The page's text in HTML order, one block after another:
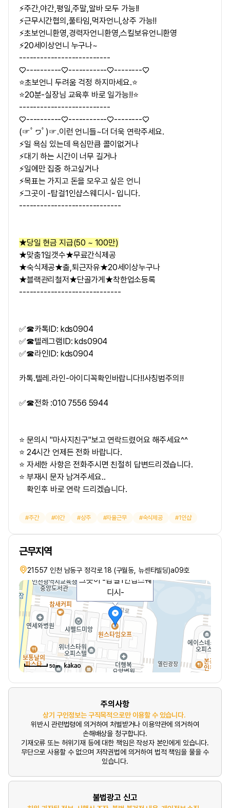
⚡주간,야간,평일,주말,알바 모두 가능!!
⚡근무시간협의,풀타임,먹자언니,상주 가능!!
⚡초보언니환영,경력자언니환영,스킬보유언니환영
⚡20세이상언니 누구나~
--------------------------
♡----------♡-----------♡--------♡
⭐초보언니 두려움 걱정 하지마세요.⭐
⭐20분-실장님 교육후 바로 일가능!!⭐
--------------------------
♡----------♡-----------♡--------♡
(☞ﾟヮﾟ)☞.이런 언니들~더 더욱 연락주세요.
⚡일 욕심 있는데 욕심만큼 콜이없거나
⚡대기 하는 시간이 너무 길거나
⚡일에만 집중 하고싶거나
⚡목표는 가지고 돈을 모우고 싶은 언니
⚡그곳이 -탑걸1인샵스웨디시- 입니다.
-----------------------------
★당일 현금 지급(50 ~ 100만)
★맞춤1일갯수★무료간식제공
★숙식제공★출,퇴근자유★20세이상누구나
★블랙관리철저★단골가게★착한업소등록
-----------------------------
✅☎카톡ID: kds0904
✅☎텔레그램ID: kds0904
✅☎라인ID: kds0904
카톡.텔레.라인-아이디꼭확인바랍니다!!사칭범주의!!
✅☎전화 :010 7556 5944
⭐ 문의시 "마사지친구"보고 연락드렸어요 해주세요^^
⭐ 24시간 언제든 전화 바랍니다.
⭐ 자세한 사항은 전화주시면 친절히 답변드리겠습니다.
⭐ 부재시 문자 남겨주세요..
확인후 바로 연락 드리겠습니다.
주간 야간 상주 자율근무 숙식제공 1인샵
근무지역
21557 인천 남동구 정각로 18 (구월동, 뉴센타빌딩)a09호
그곳이 -탑걸1인샵스웨
디시-
50m
주의사항
상기 구인정보는 구직목적으로만 이용할 수 있습니다.
위반시 관련법령에 의거하여 처벌받거나 이용약관에 의거하여
손해배상을 청구합니다.
기재오류 또는 허위기재 등에 대한 책임은 작성자 본인에게 있습니다.
무단으로 사용할 수 없으며 저작권법에 의거하여 법적 책임을 물을 수
있습니다.
불법광고 신고